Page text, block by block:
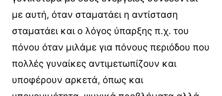
με αυτή, όταν σταματάει η αντίσταση
σταματάει και ο λόγος ύπαρξης π.χ. του
πόνου όταν μιλάμε για πόνους περιόδου που
πολλές γυναίκες αντιμετωπίζουν και
υποφέρουν αρκετά, όπως και